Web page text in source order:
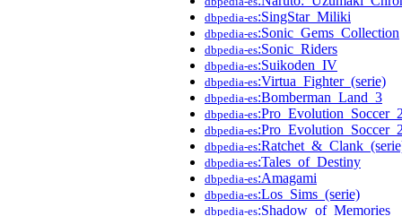
dbpedia-es:SingStar_Miliki
dbpedia-es:Sonic_Gems_Collection
dbpedia-es:Sonic_Riders
dbpedia-es:Suikoden_IV
dbpedia-es:Virtua_Fighter_(serie)
dbpedia-es:Bomberman_Land_3
dbpedia-es
dbpedia-es
dbpedia-es
dbpedia-es:Tales_of_Destiny
dbpedia-es:Amagami
dbpedia-es:Los_Sims_(serie)
dbpedia-es:Shadow_of_Memories